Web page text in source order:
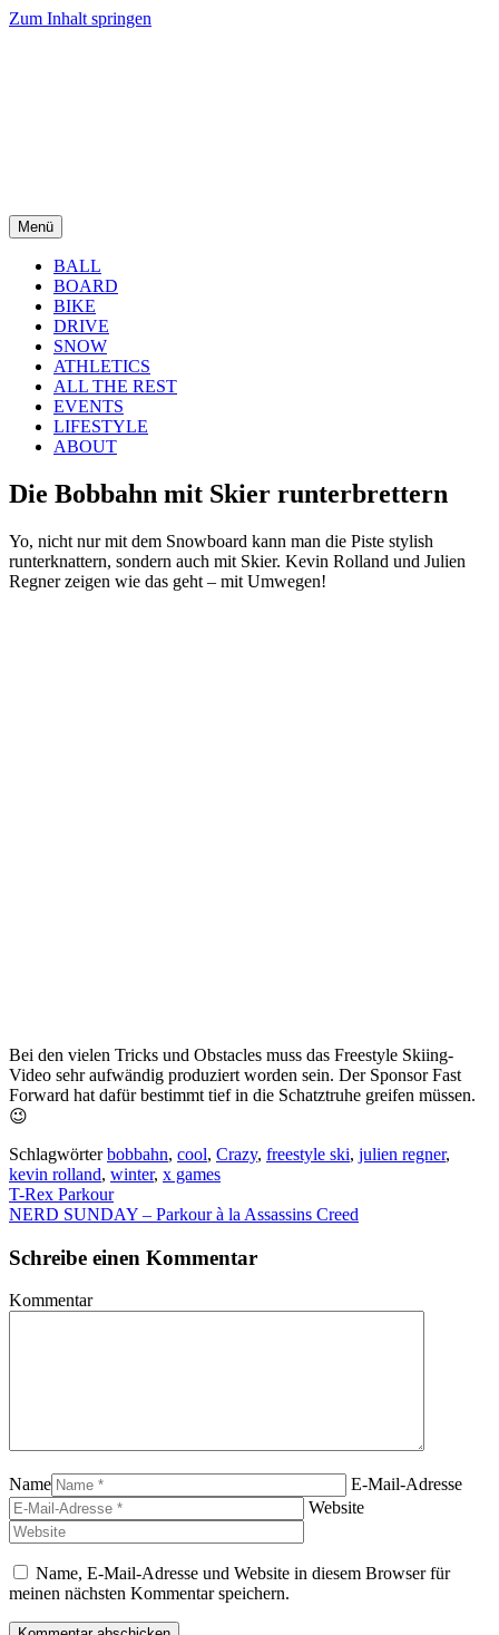
Zum Inhalt springen
Menü
BALL
BOARD
BIKE
DRIVE
SNOW
ATHLETICS
ALL THE REST
EVENTS
LIFESTYLE
ABOUT
Die Bobbahn mit Skier runterbrettern
Yo, nicht nur mit dem Snowboard kann man die Piste stylish
runterknattern, sondern auch mit Skier. Kevin Rolland und Julien
Regner zeigen wie das geht – mit Umwegen!
Bei den vielen Tricks und Obstacles muss das Freestyle Skiing-
Video sehr aufwändig produziert worden sein. Der Sponsor Fast
Forward hat dafür bestimmt tief in die Schatztruhe greifen müssen.
😉
Schlagwörterbobbahn, cool, Crazy, freestyle ski, julien regner,
kevin rolland, winter, x games
T-Rex Parkour
NERD SUNDAY – Parkour à la Assassins Creed
Schreibe einen Kommentar
Kommentar
Name
E-Mail-Adresse
Website
Name, E-Mail-Adresse und Website in diesem Browser für
meinen nächsten Kommentar speichern.